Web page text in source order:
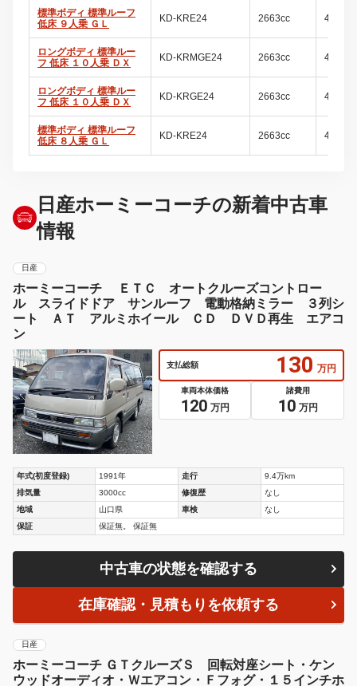
標準ボディ 標準ルーフ
低床 ９人乗 ＧＬ
KD-KRE24 2663cc 4ドア
ロングボディ 標準ルー
フ 低床 １０人乗 ＤＸ
KD-KRMGE24 2663cc 4ドア
ロングボディ 標準ルー
フ 低床 １０人乗 ＤＸ
KD-KRGE24 2663cc 4ドア
標準ボディ 標準ルーフ
低床 ８人乗 ＧＬ
KD-KRE24 2663cc 4ドア
日産ホーミーコーチの新着中古車
情報
日産
ホーミーコーチ ＥＴＣ オートクルーズコントロー
ル スライドドア サンルーフ 電動格納ミラー ３列シ
ート ＡＴ アルミホイール ＣＤ ＤＶＤ再生 エアコ
ン
支払総額 130 万円
車両本体価格
120 万円
諸費用
10 万円
年式(初度登録) 1991年 走行
9.4万km
排気量
3000cc 修復歴
なし
地域
山口県 車検
なし
保証
保証無。 保証無
中古車の状態を確認する
在庫確認・見積もりを依頼する
日産
ホーミーコーチ ＧＴクルーズＳ 回転対座シート・ケン
ウッドオーディオ・Ｗエアコン・Ｆフォグ・１５インチホ